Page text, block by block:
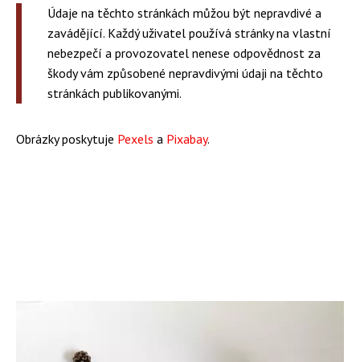
Údaje na těchto stránkách můžou být nepravdivé a
zavádějící. Každý uživatel používá stránky na vlastní
nebezpečí a provozovatel nenese odpovědnost za
škody vám způsobené nepravdivými údaji na těchto
stránkách publikovanými.
Obrázky poskytuje Pexels a Pixabay.